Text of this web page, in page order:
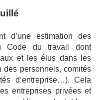
d’une estimation des
Code du travail dont
et les élus dans les
des personnels, comités
d’entreprise…). Cela
entreprises privées et